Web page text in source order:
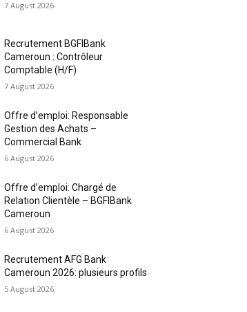
7 August 2026
Recrutement BGFIBank
Cameroun : Contrôleur
Comptable (H/F)
7 August 2026
Offre d’emploi: Responsable
Gestion des Achats –
Commercial Bank
6 August 2026
Offre d’emploi: Chargé de
Relation Clientèle – BGFIBank
Cameroun
6 August 2026
Recrutement AFG Bank
Cameroun 2026: plusieurs profils
5 August 2026